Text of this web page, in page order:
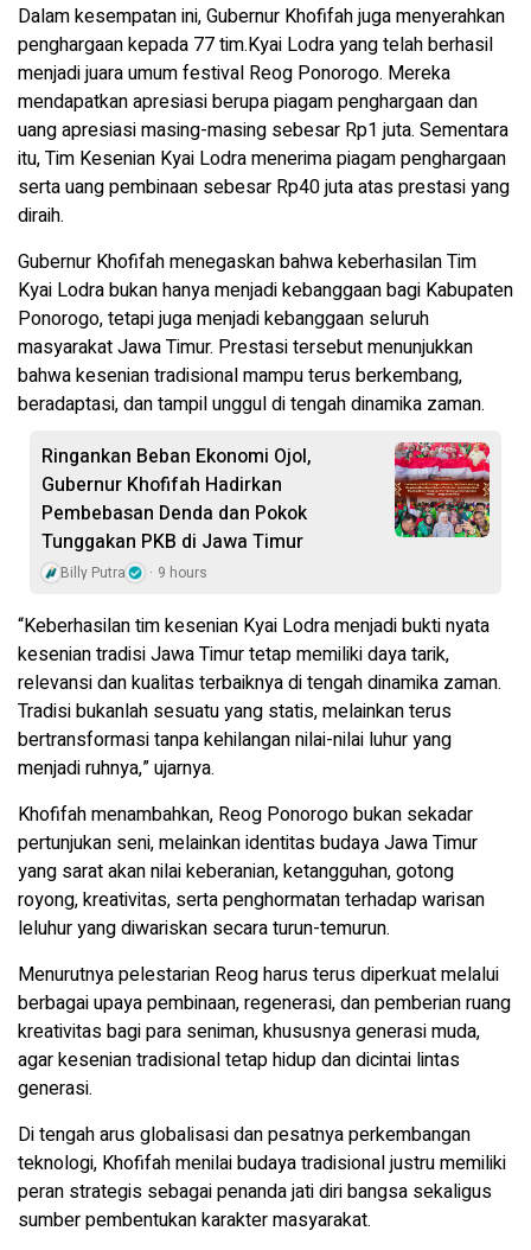
Dalam kesempatan ini, Gubernur Khofifah juga menyerahkan
penghargaan kepada 77 tim.Kyai Lodra yang telah berhasil
menjadi juara umum festival Reog Ponorogo. Mereka
mendapatkan apresiasi berupa piagam penghargaan dan
uang apresiasi masing-masing sebesar Rp1 juta. Sementara
itu, Tim Kesenian Kyai Lodra menerima piagam penghargaan
serta uang pembinaan sebesar Rp40 juta atas prestasi yang
diraih.
Gubernur Khofifah menegaskan bahwa keberhasilan Tim
Kyai Lodra bukan hanya menjadi kebanggaan bagi Kabupaten
Ponorogo, tetapi juga menjadi kebanggaan seluruh
masyarakat Jawa Timur. Prestasi tersebut menunjukkan
bahwa kesenian tradisional mampu terus berkembang,
beradaptasi, dan tampil unggul di tengah dinamika zaman.
Ringankan Beban Ekonomi Ojol,
Gubernur Khofifah Hadirkan
Pembebasan Denda dan Pokok
Tunggakan PKB di Jawa Timur
Billy Putra 9 hours
“Keberhasilan tim kesenian Kyai Lodra menjadi bukti nyata
kesenian tradisi Jawa Timur tetap memiliki daya tarik,
relevansi dan kualitas terbaiknya di tengah dinamika zaman.
Tradisi bukanlah sesuatu yang statis, melainkan terus
bertransformasi tanpa kehilangan nilai-nilai luhur yang
menjadi ruhnya,” ujarnya.
Khofifah menambahkan, Reog Ponorogo bukan sekadar
pertunjukan seni, melainkan identitas budaya Jawa Timur
yang sarat akan nilai keberanian, ketangguhan, gotong
royong, kreativitas, serta penghormatan terhadap warisan
leluhur yang diwariskan secara turun-temurun.
Menurutnya pelestarian Reog harus terus diperkuat melalui
berbagai upaya pembinaan, regenerasi, dan pemberian ruang
kreativitas bagi para seniman, khususnya generasi muda,
agar kesenian tradisional tetap hidup dan dicintai lintas
generasi.
Di tengah arus globalisasi dan pesatnya perkembangan
teknologi, Khofifah menilai budaya tradisional justru memiliki
peran strategis sebagai penanda jati diri bangsa sekaligus
sumber pembentukan karakter masyarakat.